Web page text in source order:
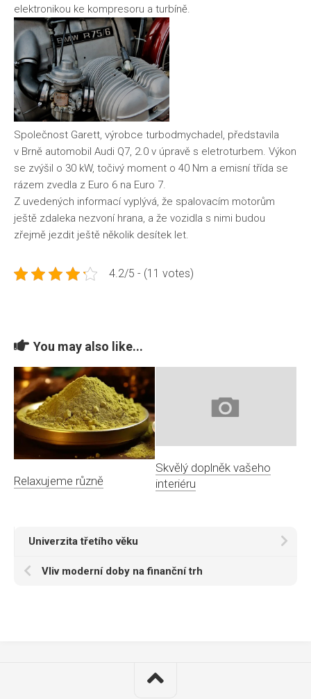
elektronikou ke kompresoru a turbíně.
Společnost Garett, výrobce turbodmychadel, představila
v Brně automobil Audi Q7, 2.0 v úpravě s eletroturbem. Výkon
se zvýšil o 30 kW, točivý moment o 40 Nm a emisní třída se
rázem zvedla z Euro 6 na Euro 7.
Z uvedených informací vyplývá, že spalovacím motorům
ještě zdaleka nezvoní hrana, a že vozidla s nimi budou
zřejmě jezdit ještě několik desítek let.
4.2/5 - (11 votes)
You may also like...
Relaxujeme různě
Skvělý doplněk vašeho
interiéru
Univerzita třetího věku
Vliv moderní doby na finanční trh